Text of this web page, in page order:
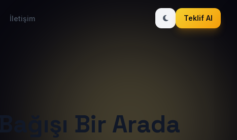
İletişim Teklif Al
Bir Arada